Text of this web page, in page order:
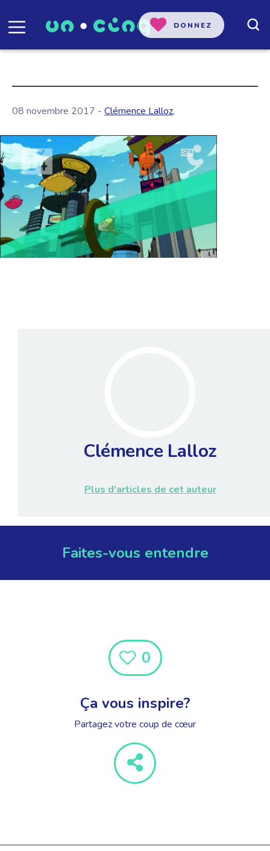
DONNEZ
08 novembre 2017 - Clémence Lalloz,
Clémence Lalloz
Plus d'articles de cet auteur
Faites-vous entendre
0
Ça vous inspire?
Partagez votre coup de cœur